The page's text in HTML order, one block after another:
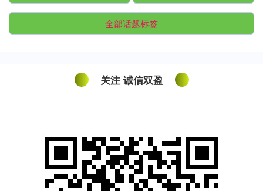
全部话题标签
关注 诚信双盈